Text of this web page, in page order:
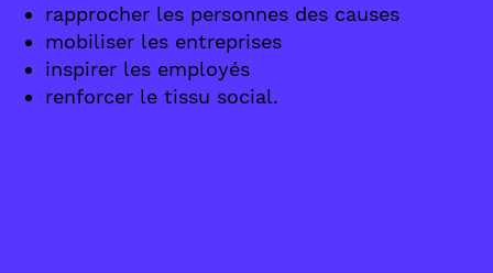
rapprocher les personnes des causes
mobiliser les entreprises
inspirer les employés
renforcer le tissu social.